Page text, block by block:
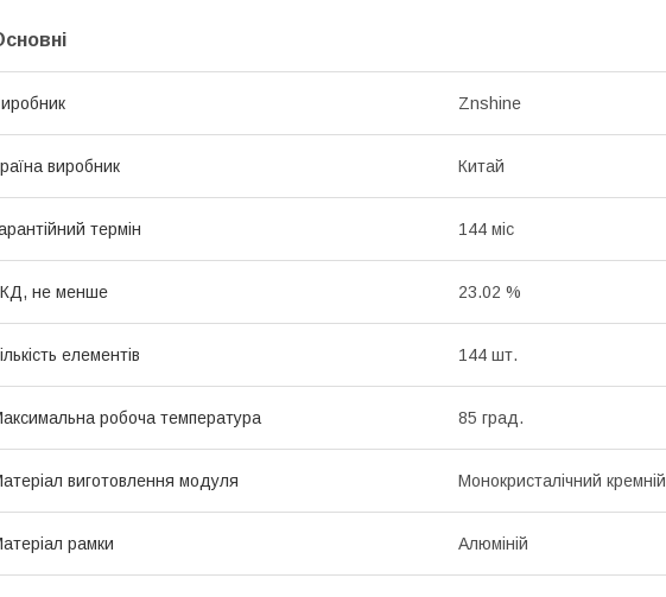
Znshine
виробник Китай
термін 144 міс
не менше 23.02 %
елементів 144 шт.
робоча температура 85 град.
виготовлення модуля Монокристалічний кремній
рамки Алюміній